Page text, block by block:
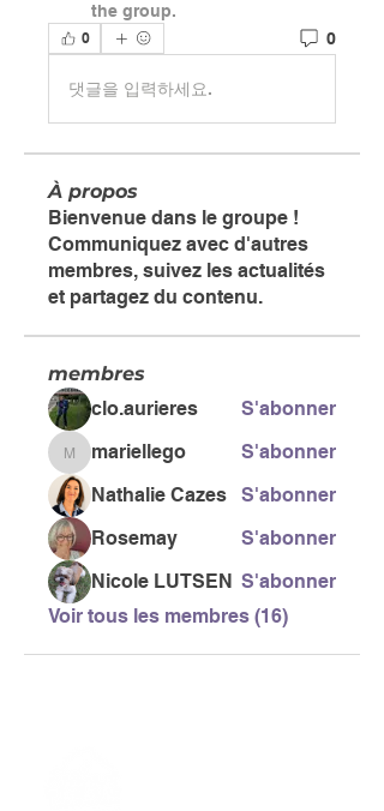
the group.
0 0
댓글을 입력하세요.
À propos
Bienvenue dans le groupe !
Communiquez avec d'autres
membres, suivez les actualités
et partagez du contenu.
membres
clo.aurieres
S'abonner
mariellego
mariellego
S'abonner
Nathalie Cazes
S'abonner
Rosemay
S'abonner
Nicole LUTSEN S'abonner
Voir tous les membres (16)